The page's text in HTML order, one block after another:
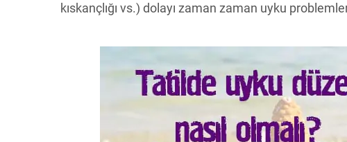
kıskançlığı vs.) dolayı zaman zaman uyku